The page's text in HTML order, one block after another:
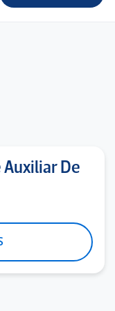
Auxiliar De